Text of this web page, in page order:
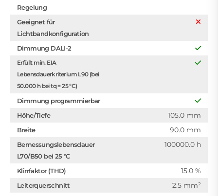
Regelung
Geeignet für
Lichtbandkonfiguration
Dimmung DALI-2
Erfüllt min. EIA
Lebensdauerkriterium L90 (bei
50.000 h bei tq = 25 °C)
Dimmung programmierbar
Höhe/Tiefe
105.0 mm
Breite 90.0 mm
Bemessungslebensdauer
L70/B50 bei 25 °C
100000.0 h
Klirrfaktor (THD) 15.0 %
Leiterquerschnitt 2.5 mm²